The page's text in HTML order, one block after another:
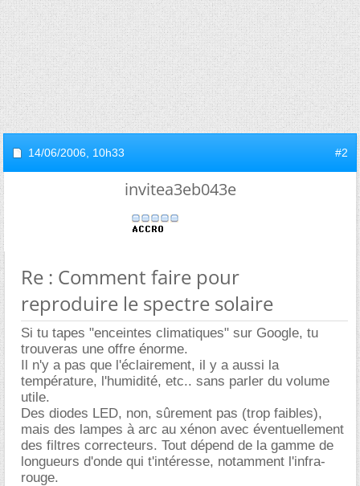
14/06/2006, 10h33 #2
invitea3eb043e
Re : Comment faire pour
reproduire le spectre solaire
Si tu tapes "enceintes climatiques" sur Google, tu
trouveras une offre énorme.
Il n'y a pas que l'éclairement, il y a aussi la
température, l'humidité, etc.. sans parler du volume
utile.
Des diodes LED, non, sûrement pas (trop faibles),
mais des lampes à arc au xénon avec éventuellement
des filtres correcteurs. Tout dépend de la gamme de
longueurs d'onde qui t'intéresse, notamment l'infra-
rouge.